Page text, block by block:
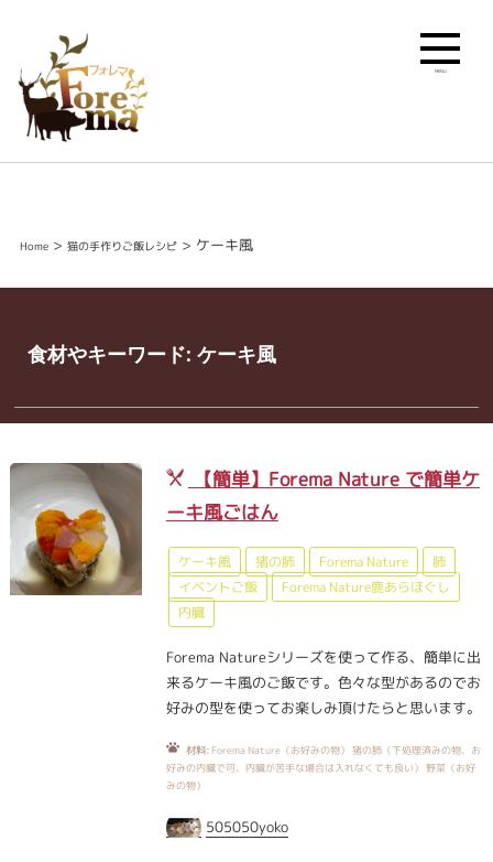
Home> 猫の手作りご飯レシピ> ケーキ風
食材やキーワード:ケーキ風
【簡単】Forema Nature で簡単ケ
ーキ風ごはん
ケーキ風 猪の肺 Forema Nature
肺
イベントご飯
Forema Nature鹿あらほぐし
内臓
Forema Natureシリーズを使って作る、簡単に出
来るケーキ風のご飯です。色々な型があるのでお
好みの型を使ってお楽しみ頂けたらと思います。
材料:Forema Nature（お好みの物） 猪の肺（下処理済みの物、お
好みの内臓で可、内臓が苦手な場合は入れなくても良い） 野菜（お好
みの物）
505050yoko
MENU